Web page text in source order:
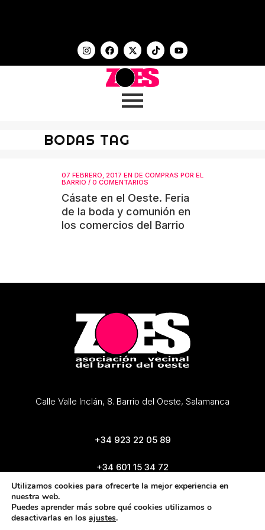
BODAS TAG
07 FEBRERO, 2017 EN DE COMPRAS POR EL
BARRIO / 0 COMENTARIOS
Cásate en el Oeste. Feria
de la boda y comunión en
los comercios del Barrio
Calle Valle Inclán, 8. Barrio del Oeste, Salamanca
+34 923 22 05 89
+34 601 15 34 72
zoes@zoes.es
Utilizamos cookies para ofrecerte la mejor experiencia en
nuestra web.
Puedes aprender más sobre qué cookies utilizamos o
desactivarlas en los ajustes.